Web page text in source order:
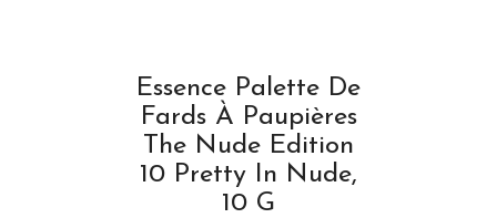
Essence Palette De
Fards À Paupières
The Nude Edition
10 Pretty In Nude,
10 G